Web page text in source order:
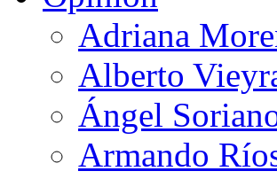
Adriana
Alberto
Ángel
Armando